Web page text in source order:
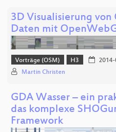
3D Visualisierung
Daten mit
Vorträge (OSM) H3
Martin Christen
GDA Wasser – ein
das komplexe
Framework